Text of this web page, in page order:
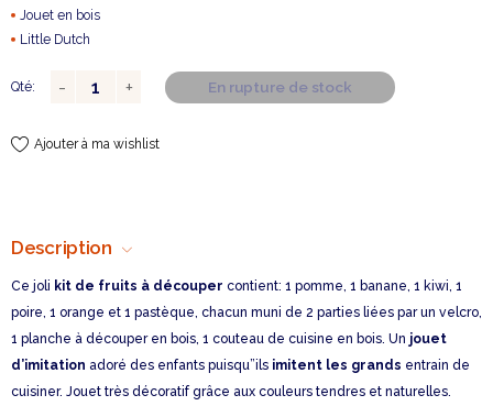
Jouet en bois
Little Dutch
Qté: En rupture de stock
Ajouter à ma wishlist
Description
Ce joli kit de fruits à découper contient: 1 pomme, 1 banane, 1 kiwi, 1
poire, 1 orange et 1 pastèque, chacun muni de 2 parties liées par un velcro,
1 planche à découper en bois, 1 couteau de cuisine en bois. Un jouet
d’imitation adoré des enfants puisqu”ils imitent les grands entrain de
cuisiner. Jouet très décoratif grâce aux couleurs tendres et naturelles.